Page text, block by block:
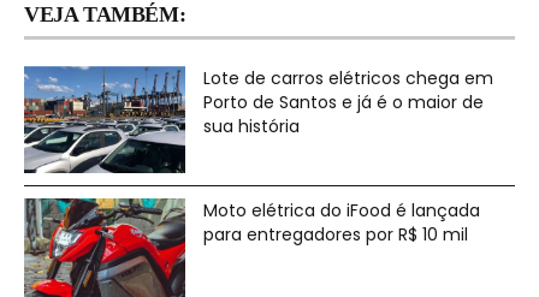
VEJA TAMBÉM:
Lote de carros elétricos chega em
Porto de Santos e já é o maior de
sua história
Moto elétrica do iFood é lançada
para entregadores por R$ 10 mil